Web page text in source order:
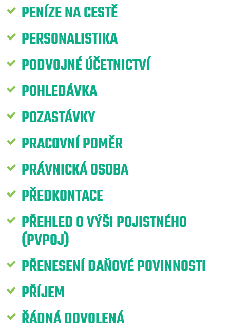
PENÍZE NA CESTĚ
PERSONALISTIKA
PODVOJNÉ ÚČETNICTVÍ
POHLEDÁVKA
POZASTÁVKY
PRACOVNÍ POMĚR
PRÁVNICKÁ OSOBA
PŘEDKONTACE
PŘEHLED O VÝŠI POJISTNÉHO
(PVPOJ)
PŘENESENÍ DAŇOVÉ POVINNOSTI
PŘÍJEM
ŘÁDNÁ DOVOLENÁ